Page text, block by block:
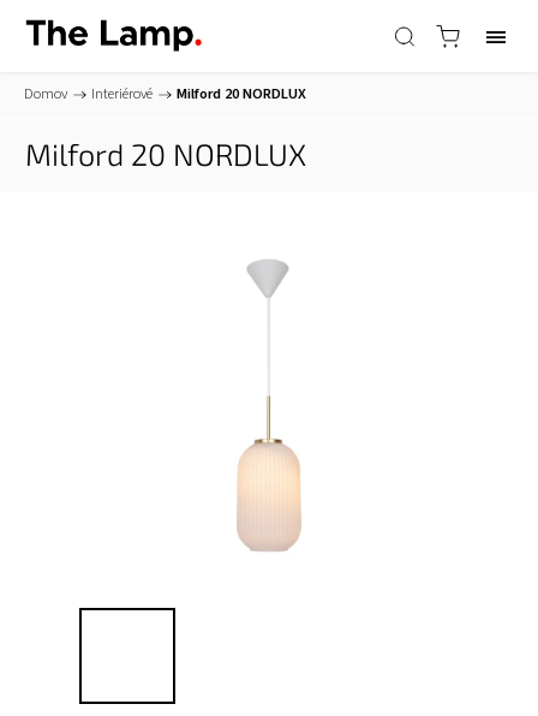
Domov / Interiérové / Milford 20NORDLUX
Milford 20 NORDLUX